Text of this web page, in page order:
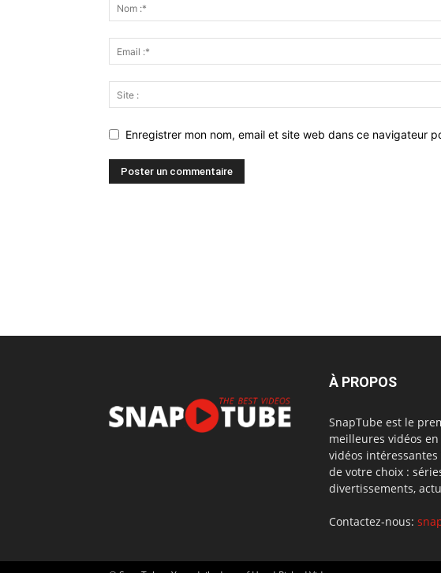
Enregistrer mon nom, email et site web dans ce navigateur
À PROPOS
SnapTube est le
meilleures vidéos
vidéos intéressantes
de votre choix :
divertissements,
Contactez-nous: